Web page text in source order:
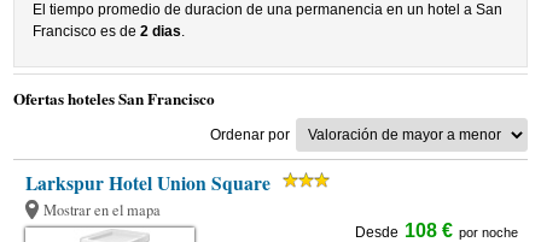
El tiempo promedio de duracion de una permanencia en un hotel a San
Francisco es de2 dias.
Ofertas hoteles San Francisco
Ordenar por
Larkspur Hotel Union Square
Mostrar en el mapa
Desde 108 € por noche